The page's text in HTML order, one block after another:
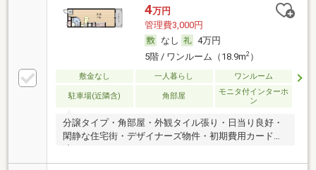
4万円
管理費3,000円
なし
4万円
5階 / ワンルーム（18.9m2）
敷金なし 一人暮らし ワンルーム
駐車場(近隣含) 角部屋
モニタ付インターホ
ン
分譲タイプ・角部屋・外観タイル張り・日当り良好・
閑静な住宅街・デザイナーズ物件・初期費用カード決